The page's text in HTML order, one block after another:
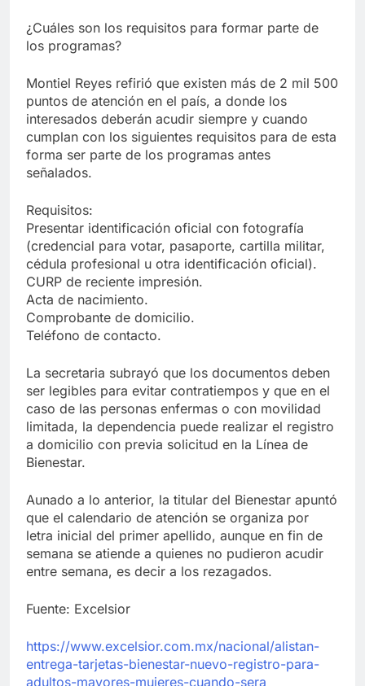
¿Cuáles son los requisitos para formar parte de
los programas?
Montiel Reyes refirió que existen más de 2 mil 500
puntos de atención en el país, a donde los
interesados deberán acudir siempre y cuando
cumplan con los siguientes requisitos para de esta
forma ser parte de los programas antes
señalados.
Requisitos:
Presentar identificación oficial con fotografía
(credencial para votar, pasaporte, cartilla militar,
cédula profesional u otra identificación oficial).
CURP de reciente impresión.
Acta de nacimiento.
Comprobante de domicilio.
Teléfono de contacto.
La secretaria subrayó que los documentos deben
ser legibles para evitar contratiempos y que en el
caso de las personas enfermas o con movilidad
limitada, la dependencia puede realizar el registro
a domicilio con previa solicitud en la Línea de
Bienestar.
Aunado a lo anterior, la titular del Bienestar apuntó
que el calendario de atención se organiza por
letra inicial del primer apellido, aunque en fin de
semana se atiende a quienes no pudieron acudir
entre semana, es decir a los rezagados.
Fuente: Excelsior
https://www.excelsior.com.mx/nacional/alistan-
entrega-tarjetas-bienestar-nuevo-registro-para-
adultos-mayores-mujeres-cuando-sera